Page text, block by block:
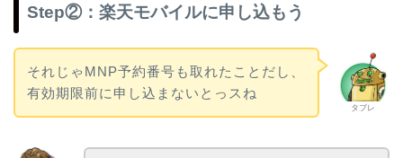
Step②：楽天モバイルに申し込もう
タブレ
それじゃMNP予約番号も取れたことだし、
有効期限前に申し込まないとっスね